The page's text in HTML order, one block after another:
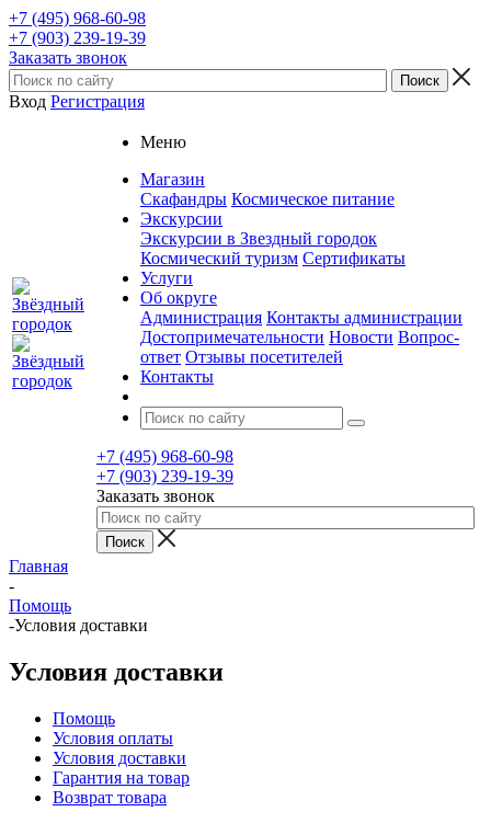
+7 (495) 968-60-98
+7 (903) 239-19-39
Заказать звонок
Вход Регистрация
Меню
Магазин
Скафандры Космическое питание
Экскурсии
Экскурсии в Звездный городок
Космический туризм Сертификаты
Услуги
Об округе
Администрация Контакты администрации
Достопримечательности Новости Вопрос-
ответ Отзывы посетителей
Контакты
+7 (495) 968-60-98
+7 (903) 239-19-39
Заказать звонок
Главная
-
Помощь
-Условия доставки
Условия доставки
Помощь
Условия оплаты
Условия доставки
Гарантия на товар
Возврат товара